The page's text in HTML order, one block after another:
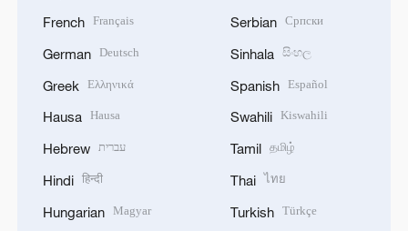
French Français
German Deutsch
Greek Ελληνικά
Hausa Hausa
Hebrew עברית
Hindi हिन्दी
Hungarian Magyar
Serbian Српски
Sinhala සිංහල
Spanish Español
Swahili Kiswahili
Tamil தமிழ்
Thai ไทย
Turkish Türkçe